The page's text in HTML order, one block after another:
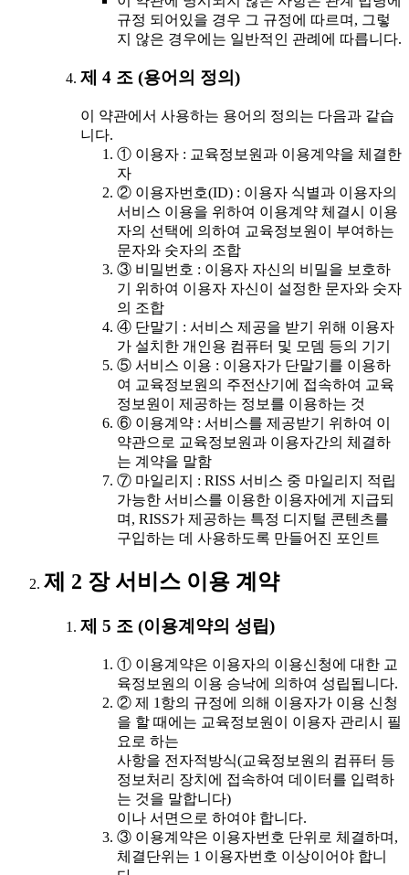
규정 되어있을 경우 그 규정에 따르며, 그렇
지 않은 경우에는 일반적인 관례에 따릅니다.
제 4 조 (용어의 정의)
이 약관에서 사용하는 용어의 정의는 다음과 같습
니다.
① 이용자 : 교육정보원과 이용계약을 체결한
자
② 이용자번호(ID) : 이용자 식별과 이용자의
서비스 이용을 위하여 이용계약 체결시 이용
자의 선택에 의하여 교육정보원이 부여하는
문자와 숫자의 조합
③ 비밀번호 : 이용자 자신의 비밀을 보호하
기 위하여 이용자 자신이 설정한 문자와 숫자
의 조합
④ 단말기 : 서비스 제공을 받기 위해 이용자
가 설치한 개인용 컴퓨터 및 모뎀 등의 기기
⑤ 서비스 이용 : 이용자가 단말기를 이용하
여 교육정보원의 주전산기에 접속하여 교육
정보원이 제공하는 정보를 이용하는 것
⑥ 이용계약 : 서비스를 제공받기 위하여 이
약관으로 교육정보원과 이용자간의 체결하
는 계약을 말함
⑦ 마일리지 : RISS 서비스 중 마일리지 적립
가능한 서비스를 이용한 이용자에게 지급되
며, RISS가 제공하는 특정 디지털 콘텐츠를
구입하는 데 사용하도록 만들어진 포인트
제 2 장 서비스 이용 계약
제 5 조 (이용계약의 성립)
① 이용계약은 이용자의 이용신청에 대한 교
육정보원의 이용 승낙에 의하여 성립됩니다.
② 제 1항의 규정에 의해 이용자가 이용 신청
을 할 때에는 교육정보원이 이용자 관리시 필
요로 하는
사항을 전자적방식(교육정보원의 컴퓨터 등
정보처리 장치에 접속하여 데이터를 입력하
는 것을 말합니다)
이나 서면으로 하여야 합니다.
③ 이용계약은 이용자번호 단위로 체결하며,
체결단위는 1 이용자번호 이상이어야 합니